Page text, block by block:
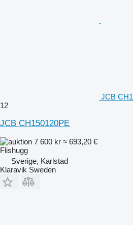
JCB
12
JCB CH150120PE
7 600 kr ≈ 693,20 €
Flishugg
Sverige, Karlstad
Klaravik Sweden